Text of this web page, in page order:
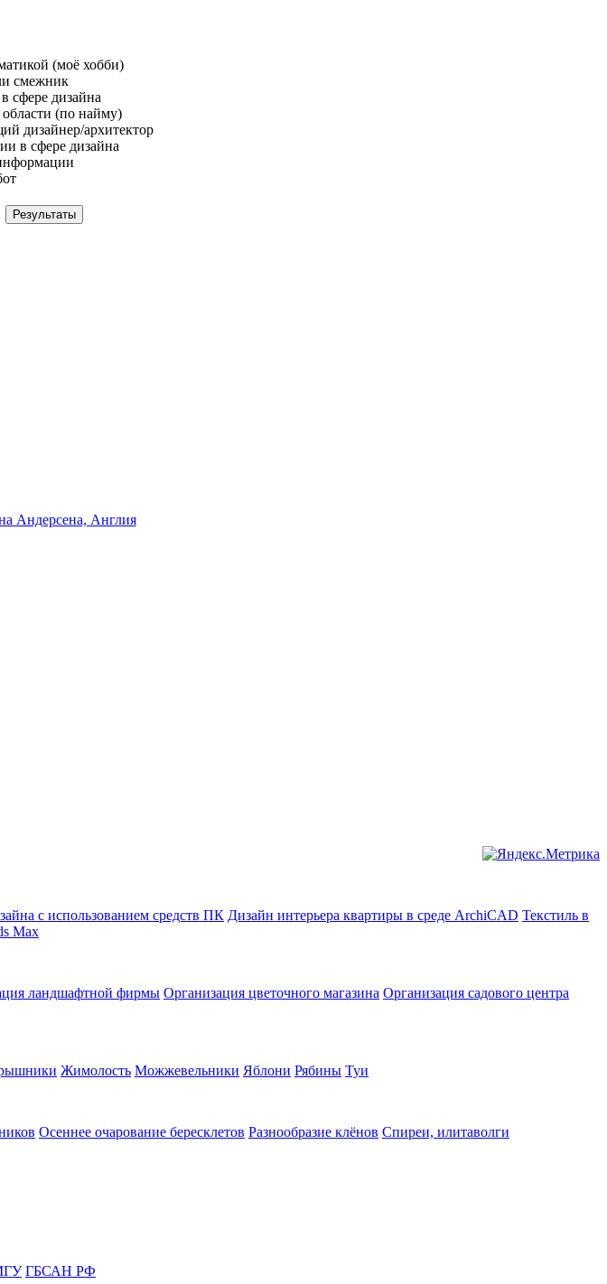
(моё хобби)
смежник
сфере дизайна
(по найму)
дизайнер/архитектор
в сфере дизайна
с использованием средств ПК Дизайн интерьера квартиры в среде ArchiCAD Текстиль в
Max
ландшафтной фирмы Организация цветочного магазина Организация садового центра
Жимолость Можжевельники Яблони Рябины Туи
Осеннее очарование бересклетов Разнообразие клёнов Спиреи, илитаволги
ГБСАН РФ